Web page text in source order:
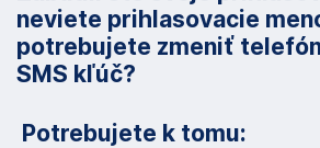
neviete prihlasovacie
potrebujete zmeniť
SMS kľúč?
Potrebujete k tomu: